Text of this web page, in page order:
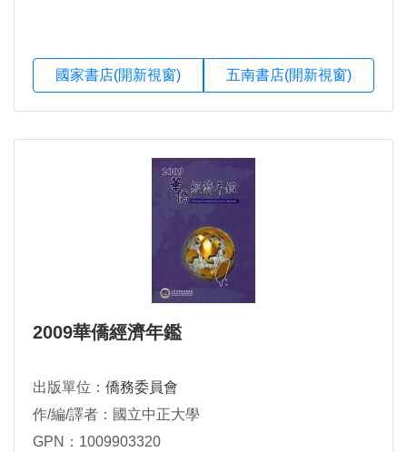
國家書店(開新視窗) 五南書店(開新視窗)
2009華僑經濟年鑑
出版單位： 僑務委員會
作/編/譯者：國立中正大學
GPN：1009903320